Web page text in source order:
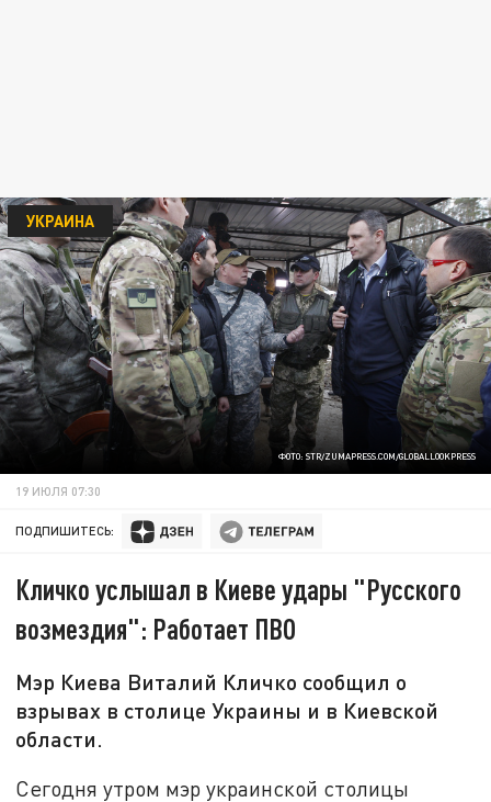
ФОТО: STR/ZUMAPRESS.COM/GLOBALLOOKPRESS
УКРАИНА
19 ИЮЛЯ 07:30
ПОДПИШИТЕСЬ:
Кличко услышал в Киеве удары "Русского
возмездия": Работает ПВО
Мэр Киева Виталий Кличко сообщил о
взрывах в столице Украины и в Киевской
области.
Сегодня утром мэр украинской столицы